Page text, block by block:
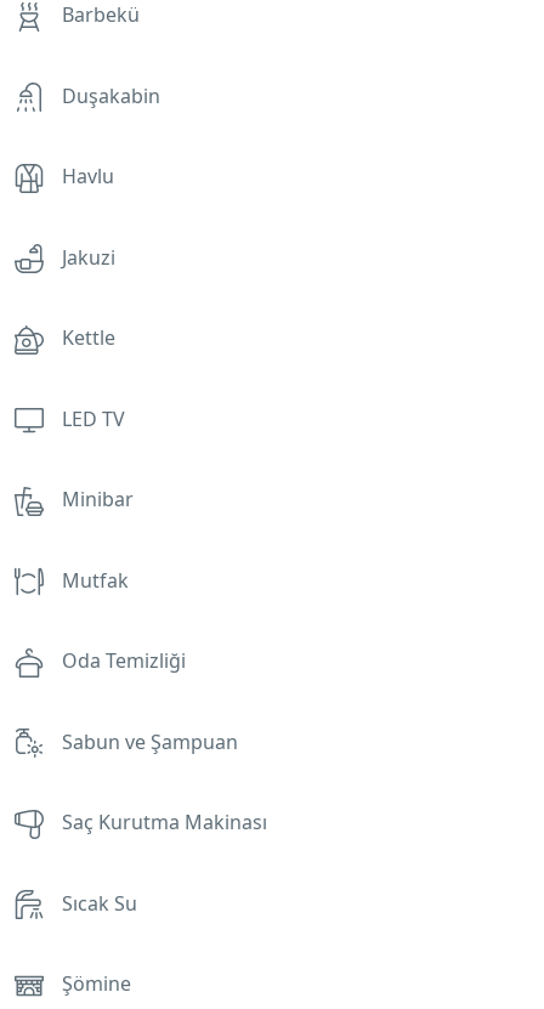
Barbekü
Duşakabin
Havlu
Jakuzi
Kettle
LED TV
Minibar
Mutfak
Oda Temizliği
Sabun ve Şampuan
Saç Kurutma Makinası
Sıcak Su
Şömine